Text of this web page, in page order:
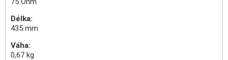
Délka:
435 mm
Váha:
0,67 kg